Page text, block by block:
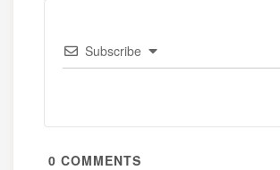
Subscribe
0 COMMENTS